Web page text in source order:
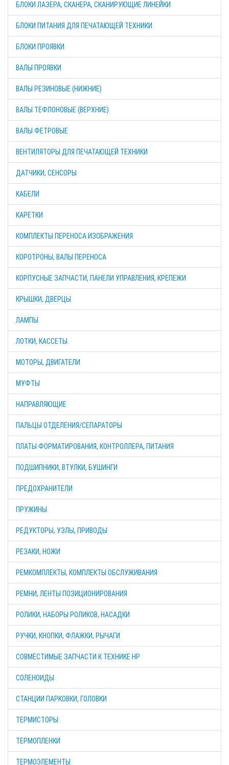
БЛОКИ ЛАЗЕРА, СКАНЕРА, СКАНИРУЮЩИЕ ЛИНЕЙКИ
БЛОКИ ПИТАНИЯ ДЛЯ ПЕЧАТАЮЩЕЙ ТЕХНИКИ
БЛОКИ ПРОЯВКИ
ВАЛЫ ПРОЯВКИ
ВАЛЫ РЕЗИНОВЫЕ (НИЖНИЕ)
ВАЛЫ ТЕФЛОНОВЫЕ (ВЕРХНИЕ)
ВАЛЫ ФЕТРОВЫЕ
ВЕНТИЛЯТОРЫ ДЛЯ ПЕЧАТАЮЩЕЙ ТЕХНИКИ
ДАТЧИКИ, СЕНСОРЫ
КАБЕЛИ
КАРЕТКИ
КОМПЛЕКТЫ ПЕРЕНОСА ИЗОБРАЖЕНИЯ
КОРОТРОНЫ, ВАЛЫ ПЕРЕНОСА
КОРПУСНЫЕ ЗАПЧАСТИ, ПАНЕЛИ УПРАВЛЕНИЯ, КРЕПЕЖИ
КРЫШКИ, ДВЕРЦЫ
ЛАМПЫ
ЛОТКИ, КАССЕТЫ
МОТОРЫ, ДВИГАТЕЛИ
МУФТЫ
НАПРАВЛЯЮЩИЕ
ПАЛЬЦЫ ОТДЕЛЕНИЯ/СЕПАРАТОРЫ
ПЛАТЫ ФОРМАТИРОВАНИЯ, КОНТРОЛЛЕРА, ПИТАНИЯ
ПОДШИПНИКИ, ВТУЛКИ, БУШИНГИ
ПРЕДОХРАНИТЕЛИ
ПРУЖИНЫ
РЕДУКТОРЫ, УЗЛЫ, ПРИВОДЫ
РЕЗАКИ, НОЖИ
РЕМКОМПЛЕКТЫ, КОМПЛЕКТЫ ОБСЛУЖИВАНИЯ
РЕМНИ, ЛЕНТЫ ПОЗИЦИОНИРОВАНИЯ
РОЛИКИ, НАБОРЫ РОЛИКОВ, НАСАДКИ
РУЧКИ, КНОПКИ, ФЛАЖКИ, РЫЧАГИ
СОВМЕСТИМЫЕ ЗАПЧАСТИ К ТЕХНИКЕ HP
СОЛЕНОИДЫ
СТАНЦИИ ПАРКОВКИ, ГОЛОВКИ
ТЕРМИСТОРЫ
ТЕРМОПЛЕНКИ
ТЕРМОЭЛЕМЕНТЫ